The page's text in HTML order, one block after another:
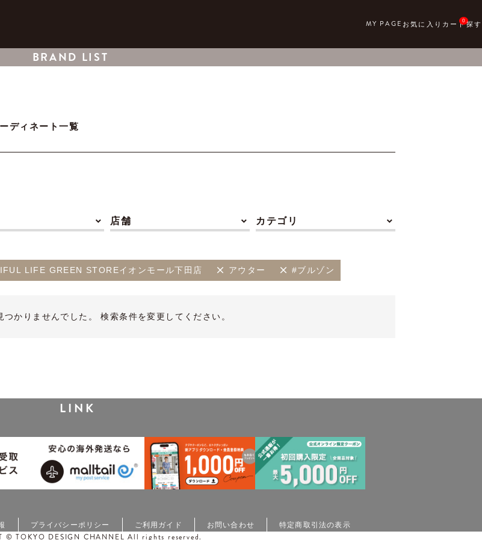
0
BRAND LIST
ディネート一覧
店舗 カテゴリ
LIFE GREEN STOREイオンモール下田店 アウター #ブルゾン
かりませんでした。 検索条件を変更してください。
LINK
プライバシーポリシー ご利用ガイド お問い合わせ 特定商取引法の表示
© TOKYO DESIGN CHANNEL All rights reserved.